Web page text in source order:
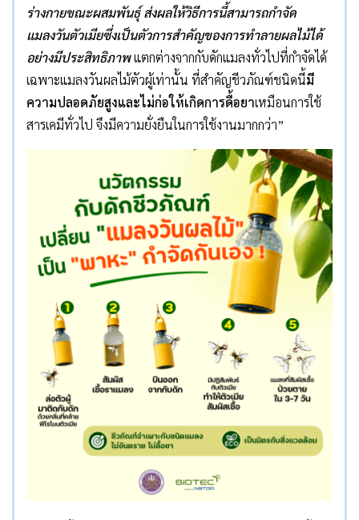
ร่างกายขณะผสมพันธุ์ ส่งผลให้วิธีการนี้สามารถกำจัด
แมลงวันตัวเมียซึ่งเป็นตัวการสำคัญของการทำลายผลไม้ได้
อย่างมีประสิทธิภาพแตกต่างจากกับดักแมลงทั่วไปที่กำจัดได้
เฉพาะแมลงวันผลไม้ตัวผู้เท่านั้น ที่สำคัญชีวภัณฑ์ชนิดนี้มี
ความปลอดภัยสูงและไม่ก่อให้เกิดการดื้อยาเหมือนการใช้
สารเคมีทั่วไป จึงมีความยั่งยืนในการใช้งานมากกว่า”